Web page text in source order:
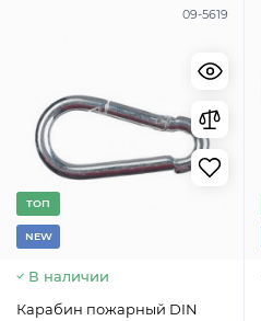
09-5619
TОП
NEW
В наличии
Карабин пожарный DIN